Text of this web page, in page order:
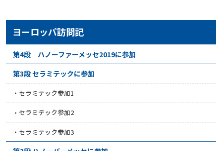
ヨーロッパ訪問記
第4段 ハノーファーメッセ2019に参加
第3段 セラミテックに参加
セラミテック参加1
セラミテック参加2
セラミテック参加3